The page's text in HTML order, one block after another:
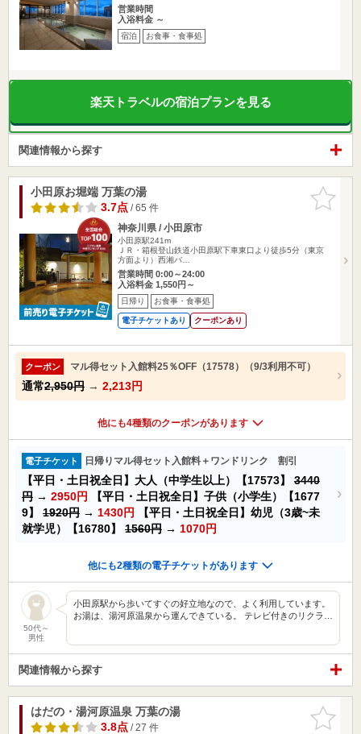
営業時間
入浴料金 ～
宿泊 お食事・食事処
楽天トラベルの宿泊プランを見る
関連情報から探す
お気に入
りに追加
小田原お堀端 万葉の湯
3.7点/ 65 件
神奈川県 / 小田原市
小田原駅241m
ＪＲ・箱根登山鉄道小田原駅下車東口より徒歩5分（東京
方面より）西湘バ…
営業時間 0:00～24:00
入浴料金 1,550円～
日帰り お食事・食事処
電子チケットあり クーポンあり
クーポン マル得セット入館料25％OFF（17578）（9/3利用不可）
通常2,950円 → 2,213円
他にも4種類のクーポンがあります
電子チケット 日帰りマル得セット入館料＋ワンドリンク 割引
【平日・土日祝全日】大人（中学生以上）【17573】 3440
円 → 2950円
【平日・土日祝全日】子供（小学生）【1677
9】 1920円 → 1430円
【平日・土日祝全日】幼児（3歳~未
就学児）【16780】 1560円 → 1070円
他にも2種類の電子チケットがあります
50代～
男性
小田原駅から歩いてすぐの好立地なので、よく利用しています。
お湯は、湯河原温泉から運んできている。 テレビ付きのリクラ…
関連情報から探す
お気に入
りに追加
はだの・湯河原温泉 万葉の湯
3.8点/ 27 件